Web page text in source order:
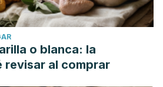
o blanca: la
revisar al comprar